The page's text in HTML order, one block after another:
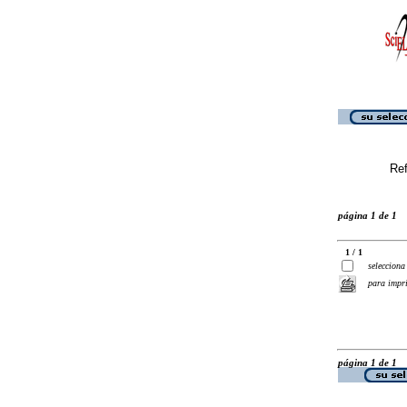
página 1 de 1
1 / 1
selecciona
para
página 1 de 1